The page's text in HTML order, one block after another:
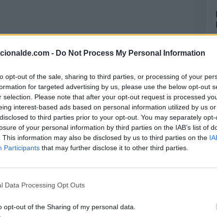
- Do Not Process My Personal Information
opt-out of the sale, sharing to third parties, or processing of your
for targeted advertising by us, please use the below opt-out
selection. Please note that after your opt-out request is processed
interest-based ads based on personal information utilized by us
to third parties prior to your opt-out. You may separately
of your personal information by third parties on the IAB’s list of
This information may also be disclosed by us to third parties on the
Participants that may further disclose it to other third parties.
Data Processing Opt Outs
opt-out of the Sharing of my personal data.
gravis
de esta enfermedad son los siguientes:
y tragar.
músculos faciales.